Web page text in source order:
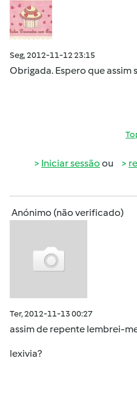
Seg, 2012-11-12 23:15
Obrigada. Espero que assim
Iniciar sessão ou
Anónimo (não verificado)
Ter, 2012-11-13 00:27
assim de repente lembrei-
lexivia?